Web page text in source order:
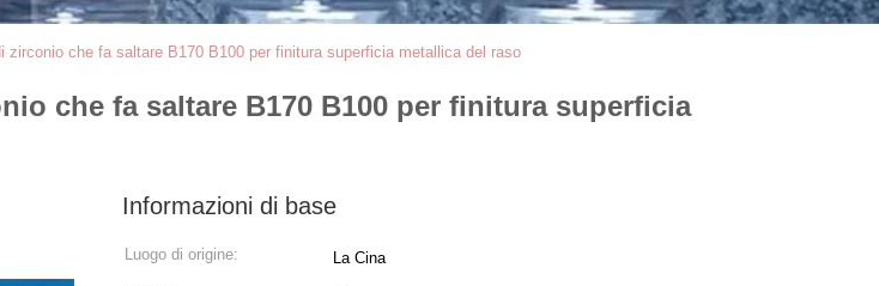
zirconio che fa saltare B170 B100 per finitura superficia metallica del raso
che fa saltare B170 B100 per finitura superficia
Informazioni di base
Luogo di origine: La Cina